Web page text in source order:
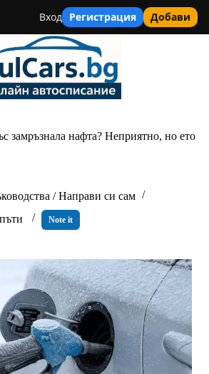
Вход Регистрация Добави
замръзнала нафта? Неприятно, но ето
/ Направи си сам
Note it